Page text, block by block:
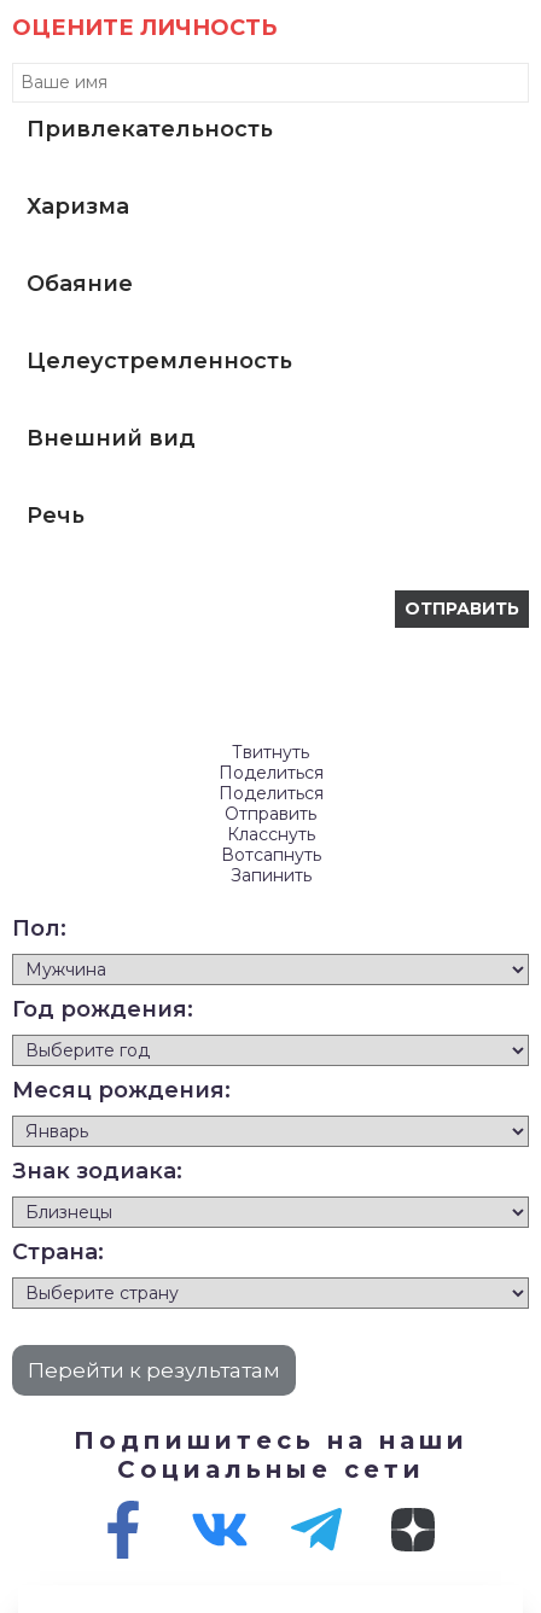
ОЦЕНИТЕ ЛИЧНОСТЬ
Привлекательность
Харизма
Обаяние
Целеустремленность
Внешний вид
Речь
Твитнуть
Поделиться
Поделиться
Отправить
Класснуть
Вотсапнуть
Запинить
Пол:
Год рождения:
Месяц рождения:
Знак зодиака:
Страна:
Подпишитесь на наши
Социальные сети